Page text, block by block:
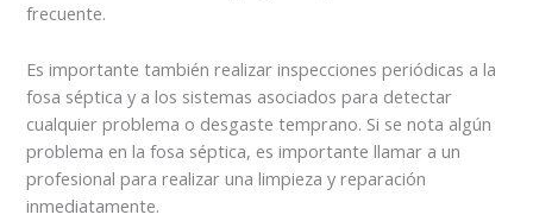
frecuente.
Es importante también realizar inspecciones periódicas a la
fosa séptica y a los sistemas asociados para detectar
cualquier problema o desgaste temprano. Si se nota algún
problema en la fosa séptica, es importante llamar a un
profesional para realizar una limpieza y reparación
inmediatamente.